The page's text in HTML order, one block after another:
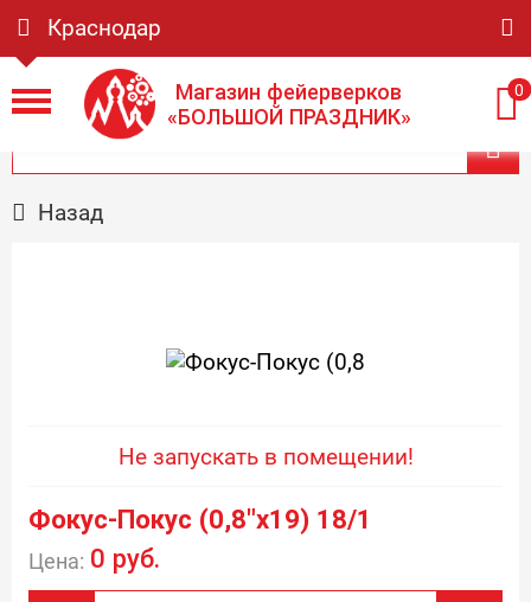
Краснодар
Магазин фейерверков
«БОЛЬШОЙ ПРАЗДНИК»
0
Назад
Не запускать в помещении!
Фокус-Покус (0,8"x19) 18/1
Цена: 0 руб.